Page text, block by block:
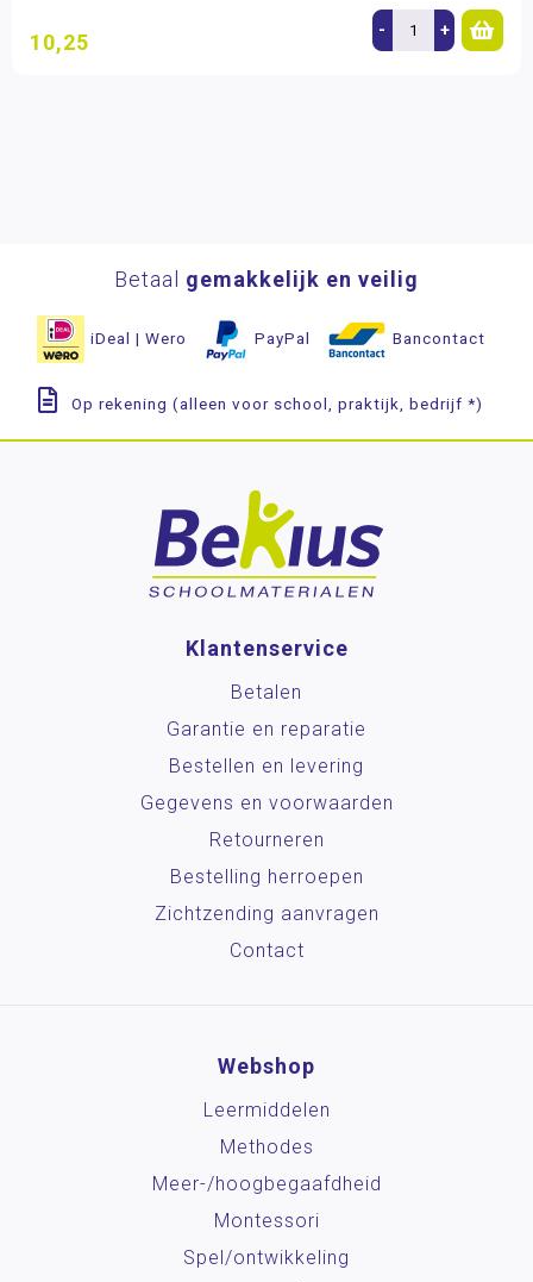
10,25 - +
Betaal gemakkelijk en veilig
iDeal | Wero PayPal Bancontact
Op rekening (alleen voor school, praktijk, bedrijf *)
Klantenservice
Betalen
Garantie en reparatie
Bestellen en levering
Gegevens en voorwaarden
Retourneren
Bestelling herroepen
Zichtzending aanvragen
Contact
Webshop
Leermiddelen
Methodes
Meer-/hoog­begaafdheid
Montessori
Spel/ontwikkeling